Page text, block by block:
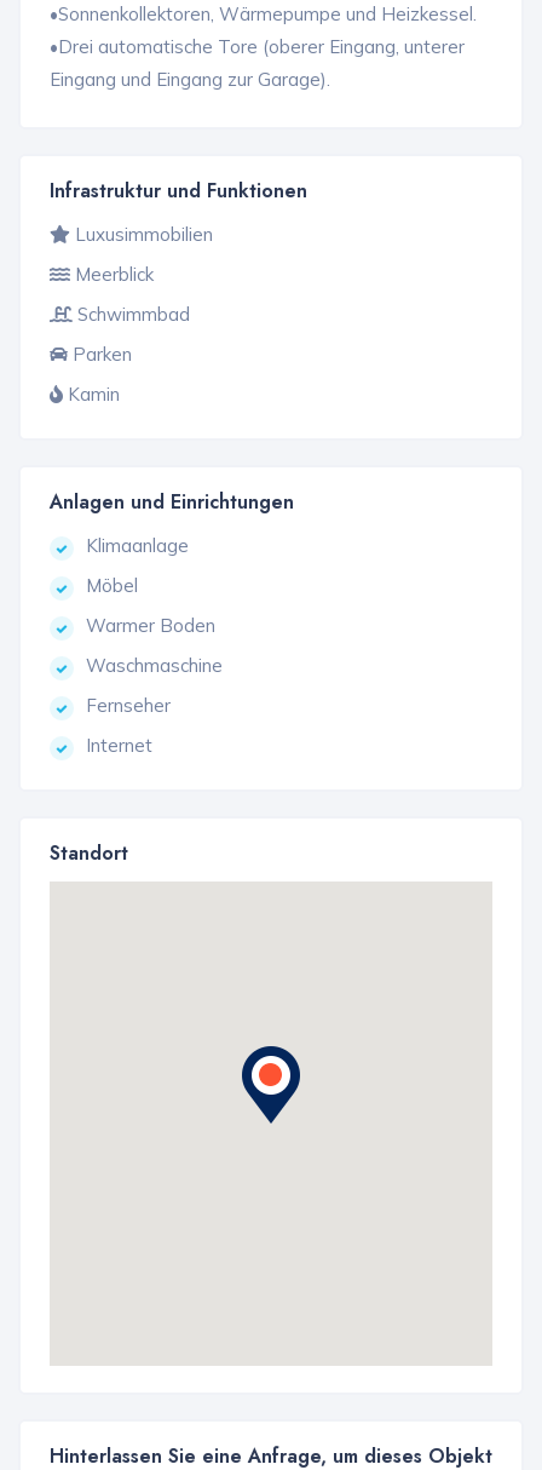
•Sonnenkollektoren, Wärmepumpe und Heizkessel.
•Drei automatische Tore (oberer Eingang, unterer
Eingang und Eingang zur Garage).
Infrastruktur und Funktionen
Luxusimmobilien
Meerblick
Schwimmbad
Parken
Kamin
Anlagen und Einrichtungen
Klimaanlage
Möbel
Warmer Boden
Waschmaschine
Fernseher
Internet
Standort
Hinterlassen Sie eine Anfrage, um dieses Objekt